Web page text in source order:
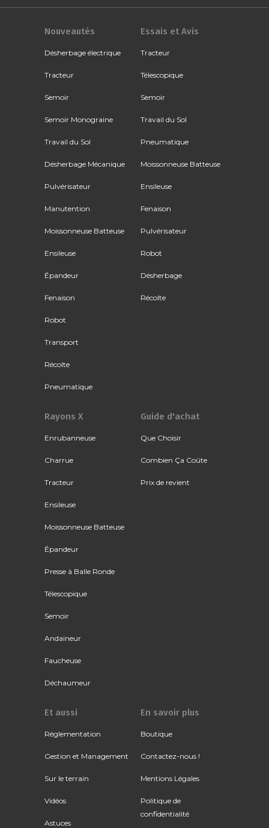
Nouveautés
Désherbage électrique
Tracteur
Semoir
Semoir Monograine
Travail du Sol
Désherbage Mécanique
Pulvérisateur
Manutention
Moissonneuse Batteuse
Ensileuse
Épandeur
Fenaison
Robot
Transport
Récolte
Pneumatique
Essais et Avis
Tracteur
Télescopique
Semoir
Travail du Sol
Pneumatique
Moissonneuse Batteuse
Ensileuse
Fenaison
Pulvérisateur
Robot
Désherbage
Récolte
Rayons X
Enrubanneuse
Charrue
Tracteur
Ensileuse
Moissonneuse Batteuse
Épandeur
Presse à Balle Ronde
Télescopique
Semoir
Andaineur
Faucheuse
Déchaumeur
Guide d'achat
Que Choisir
Combien Ça Coûte
Prix de revient
Et aussi
Réglementation
Gestion et Management
Sur le terrain
Vidéos
Astuces
En savoir plus
Boutique
Contactez-nous !
Mentions Légales
Politique de
confidentialité